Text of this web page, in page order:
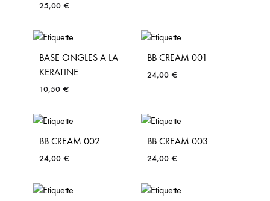
25,00 €
BASE ONGLES A LA
KERATINE
10,50 €
BB CREAM 001
24,00 €
BB CREAM 002
24,00 €
BB CREAM 003
24,00 €